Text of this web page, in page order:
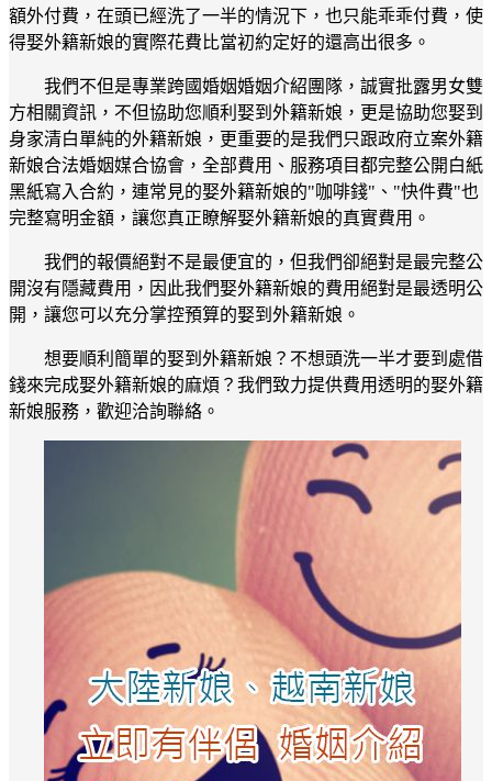
額外付費，在頭已經洗了一半的情況下，也只能乖乖付費，使
得娶外籍新娘的實際花費比當初約定好的還高出很多。
我們不但是專業跨國婚姻婚姻介紹團隊，誠實批露男女雙
方相關資訊，不但協助您順利娶到外籍新娘，更是協助您娶到
身家清白單純的外籍新娘，更重要的是我們只跟政府立案外籍
新娘合法婚姻媒合協會，全部費用、服務項目都完整公開白紙
黑紙寫入合約，連常見的娶外籍新娘的"咖啡錢"、"快件費"也
完整寫明金額，讓您真正瞭解娶外籍新娘的真實費用。
我們的報價絕對不是最便宜的，但我們卻絕對是最完整公
開沒有隱藏費用，因此我們娶外籍新娘的費用絕對是最透明公
開，讓您可以充分掌控預算的娶到外籍新娘。
想要順利簡單的娶到外籍新娘？不想頭洗一半才要到處借
錢來完成娶外籍新娘的麻煩？我們致力提供費用透明的娶外籍
新娘服務，歡迎洽詢聯絡。